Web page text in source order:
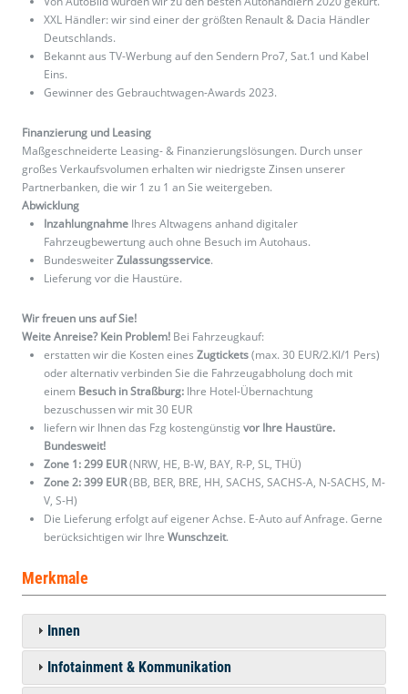
XXL Händler: wir sind einer der größten Renault & Dacia Händler
Deutschlands.
Bekannt aus TV-Werbung auf den Sendern Pro7, Sat.1 und Kabel
Eins.
Gewinner des Gebrauchtwagen-Awards 2023.
Finanzierung und Leasing
Maßgeschneiderte Leasing- & Finanzierungslösungen. Durch unser
großes Verkaufsvolumen erhalten wir niedrigste Zinsen unserer
Partnerbanken, die wir 1 zu 1 an Sie weitergeben.
Abwicklung
Inzahlungnahme Ihres Altwagens anhand digitaler
Fahrzeugbewertung auch ohne Besuch im Autohaus.
BundesweiterZulassungsservice.
Lieferung vor die Haustüre.
Wir freuen uns auf Sie!
Weite Anreise? Kein Problem! Bei Fahrzeugkauf:
erstatten wir die Kosten eines Zugtickets(max. 30 EUR/2.Kl/1 Pers)
oder alternativ verbinden Sie die Fahrzeugabholung doch mit
einem Besuch in Straßburg: Ihre Hotel-Übernachtung
bezuschussen wir mit 30 EUR
liefern wir Ihnen das Fzg kostengünstig vor Ihre Haustüre.
Bundesweit!
Zone 1: 299 EUR(NRW, HE, B-W, BAY, R-P, SL, THÜ)
Zone 2: 399 EUR(BB, BER, BRE, HH, SACHS, SACHS-A, N-SACHS, M-
V, S-H)
Die Lieferung erfolgt auf eigener Achse. E-Auto auf Anfrage. Gerne
berücksichtigen wir Ihre Wunschzeit.
Merkmale
Innen
Infotainment & Kommunikation